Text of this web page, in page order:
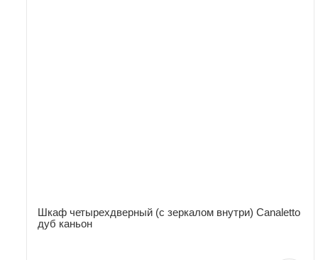
Шкаф четырехдверный (с зеркалом внутри) Canaletto
дуб каньон